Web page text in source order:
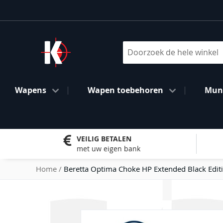
naar
inhoud
Wapens Wapen toebehoren
VEILIG BETALEN
met uw eigen bank
Home Beretta Optima Choke HP Extended Black